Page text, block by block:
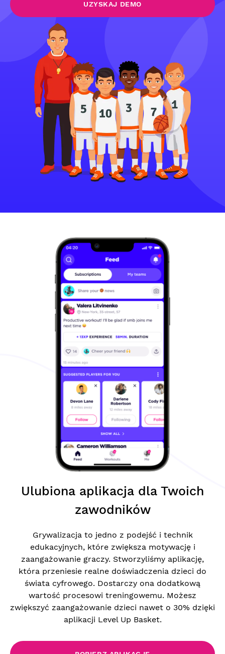
UZYSKAJ DEMO
Ulubiona aplikacja dla Twoich
zawodników
Grywalizacja to jedno z podejść i technik
edukacyjnych, które zwiększa motywację i
zaangażowanie graczy. Stworzyliśmy aplikację,
która przeniesie realne doświadczenia dzieci do
świata cyfrowego. Dostarczy ona dodatkową
wartość procesowi treningowemu. Możesz
zwiększyć zaangażowanie dzieci nawet o 30% dzięki
aplikacji Level Up Basket.